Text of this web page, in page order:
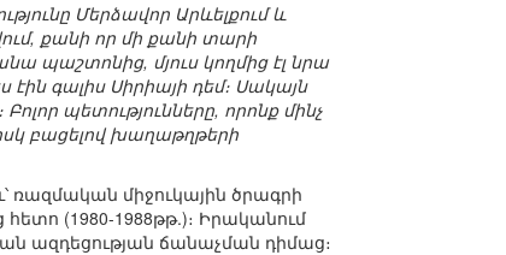
Մերձավոր Արևելքում և
քանի որ մի քանի տարի
պաշտոնից, մյուս կողմից էլ նրա
գալիս Սիրիայի դեմ։ Սակայն
պետությունները, որոնք մինչ
բացելով խաղաթղթերի
ռազմական միջուկային ծրագրի
(1980-1988թթ.)։ Իրականում
ազդեցության ճանաչման դիմաց։